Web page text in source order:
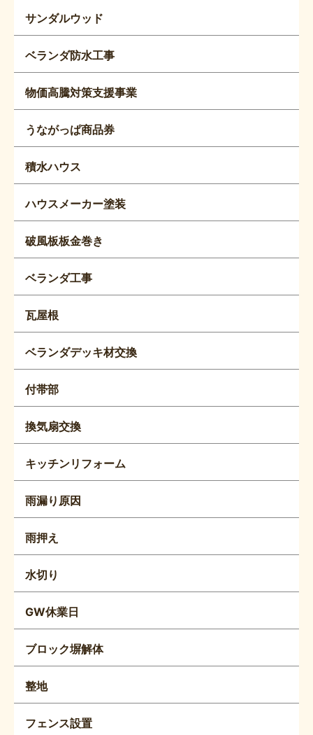
サンダルウッド
ベランダ防水工事
物価高騰対策支援事業
うながっぱ商品券
積水ハウス
ハウスメーカー塗装
破風板板金巻き
ベランダ工事
瓦屋根
ベランダデッキ材交換
付帯部
換気扇交換
キッチンリフォーム
雨漏り原因
雨押え
水切り
GW休業日
ブロック塀解体
整地
フェンス設置